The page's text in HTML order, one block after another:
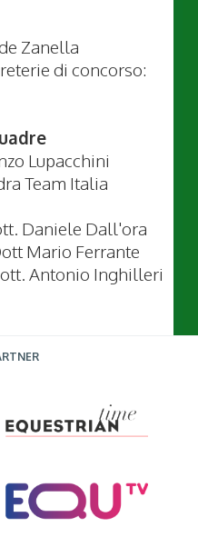
Zanella
di concorso:
Lupacchini
Team Italia
Daniele Dall'ora
Mario Ferrante
Antonio Inghilleri